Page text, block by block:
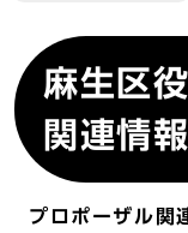
麻生区
関連情報
プロポーザル関